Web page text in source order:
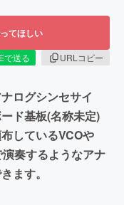
てほしい
で送る
URLコピー
ログシンセサイ
ド基板(名称未定)
しているVCOや
奏するようなアナ
ます。